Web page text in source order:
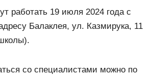
работать 19 июля 2024 года с
Балаклея, ул. Казмирука, 11
со специалистами можно по